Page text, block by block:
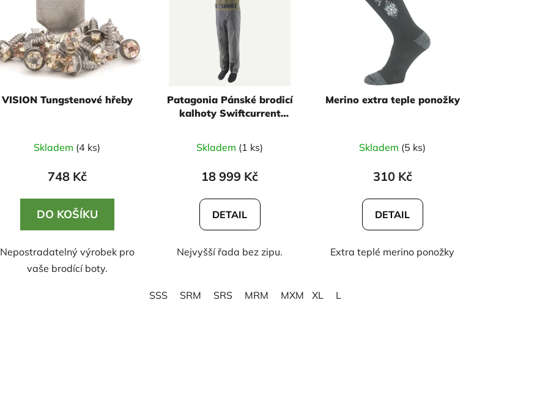
VISION Tungstenové hřeby
Skladem (4 ks)
748 Kč
DO KOŠÍKU
Nepostradatelný výrobek pro
vaše brodící boty.
Patagonia Pánské brodicí
kalhoty Swiftcurrent
Skladem (1 ks)
18 999 Kč
DETAIL
Nejvyšší řada bez zipu.
SSS SRM SRS MRM MXM MSM
Merino extra teple ponožky
Skladem (5 ks)
310 Kč
DETAIL
Extra teplé merino ponožky
XL L